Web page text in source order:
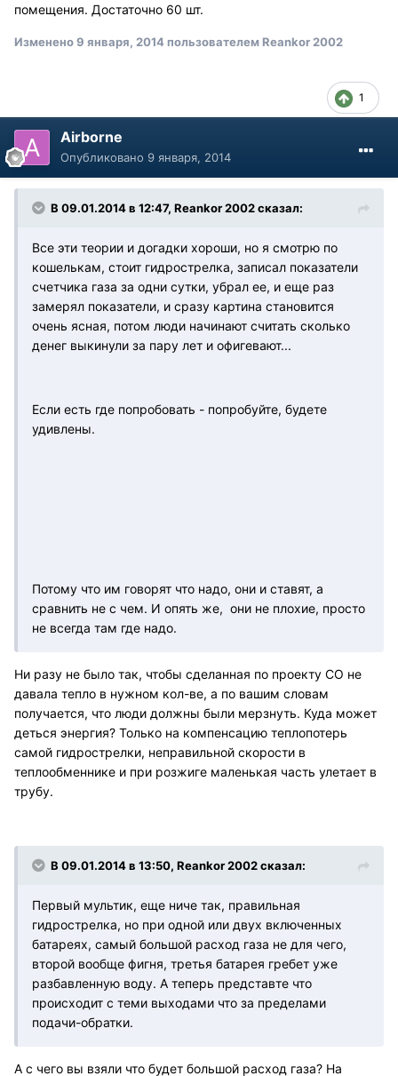
помещения. Достаточно 60 шт.
Изменено9 января, 2014пользователем Reankor 2002
1
Airborne
Опубликовано 9 января, 2014
В 09.01.2014 в 12:47, Reankor 2002 сказал:
Все эти теории и догадки хороши, но я смотрю по
кошелькам, стоит гидрострелка, записал показатели
счетчика газа за одни сутки, убрал ее, и еще раз
замерял показатели, и сразу картина становится
очень ясная, потом люди начинают считать сколько
денег выкинули за пару лет и офигевают...
Если есть где попробовать - попробуйте, будете
удивлены.
Потому что им говорят что надо, они и ставят, а
сравнить не с чем. И опять же, они не плохие, просто
не всегда там где надо.
Ни разу не было так, чтобы сделанная по проекту СО не
давала тепло в нужном кол-ве, а по вашим словам
получается, что люди должны были мерзнуть. Куда может
деться энергия? Только на компенсацию теплопотерь
самой гидрострелки, неправильной скорости в
теплообменнике и при розжиге маленькая часть улетает в
трубу.
В 09.01.2014 в 13:50, Reankor 2002 сказал:
Первый мультик, еще ниче так, правильная
гидрострелка, но при одной или двух включенных
батареях, самый большой расход газа не для чего,
второй вообще фигня, третья батарея гребет уже
разбавленную воду. А теперь представте что
происходит с теми выходами что за пределами
подачи-обратки.
А с чего вы взяли что будет большой расход газа? На